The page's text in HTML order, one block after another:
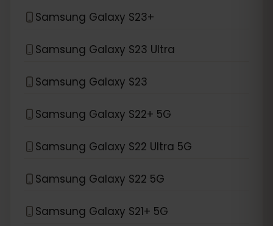
Samsung Galaxy S23+
Samsung Galaxy S23 Ultra
Samsung Galaxy S23
Samsung Galaxy S22+ 5G
Samsung Galaxy S22 Ultra 5G
Samsung Galaxy S22 5G
Samsung Galaxy S21+ 5G